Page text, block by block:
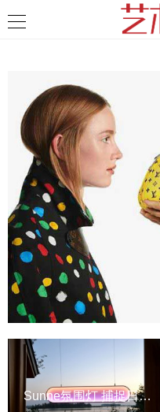
Sunne氛围灯 捕捉日落色调